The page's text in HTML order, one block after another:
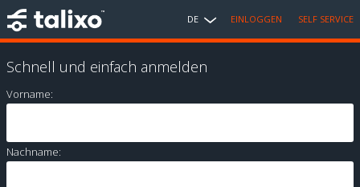
DE EINLOGGEN SELF SERVICE
Schnell und einfach anmelden
Vorname:
Nachname: